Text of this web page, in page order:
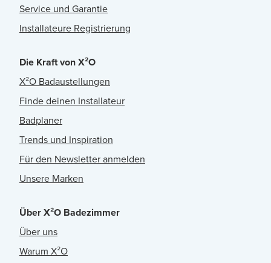
Service und Garantie
Installateure Registrierung
Die Kraft von X²O
X²O Badaustellungen
Finde deinen Installateur
Badplaner
Trends und Inspiration
Für den Newsletter anmelden
Unsere Marken
Über X²O Badezimmer
Über uns
Warum X²O